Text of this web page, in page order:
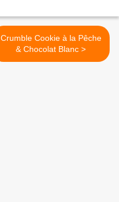
Crumble Cookie à la Pêche
& Chocolat Blanc >